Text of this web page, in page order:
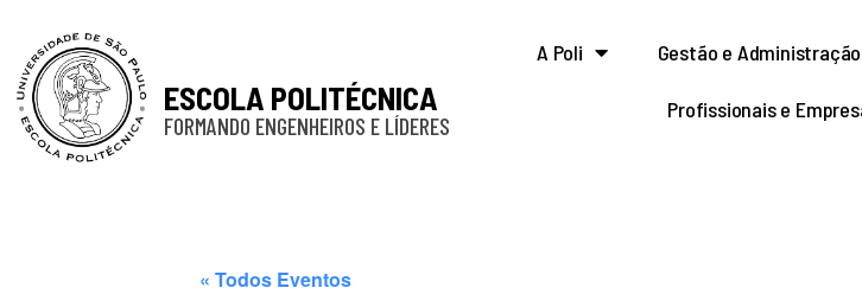
ESCOLA POLITÉCNICA
FORMANDO ENGENHEIROS E LÍDERES
A Poli Gestão e Administração
Profissionais e
« Todos Eventos